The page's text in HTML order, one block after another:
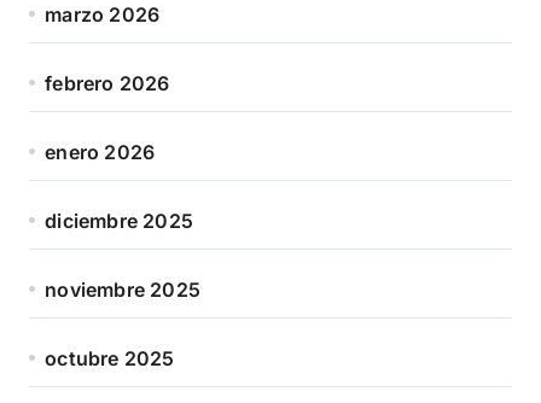
marzo 2026
febrero 2026
enero 2026
diciembre 2025
noviembre 2025
octubre 2025